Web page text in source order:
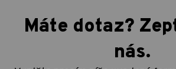
Máte dotaz?
nás.